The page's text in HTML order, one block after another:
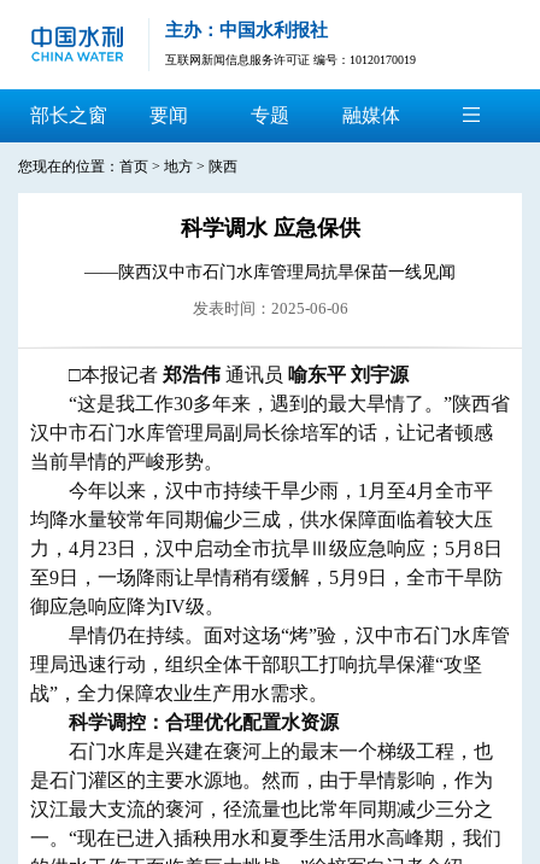
主办：中国水利报社
互联网新闻信息服务许可证 编号：10120170019
部长之窗 要闻 专题 融媒体
您现在的位置： 首页 > 地方 > 陕西
科学调水 应急保供
——陕西汉中市石门水库管理局抗旱保苗一线见闻
发表时间：2025-06-06
□本报记者 郑浩伟 通讯员 喻东平 刘宇源
“这是我工作30多年来，遇到的最大旱情了。”陕西省
汉中市石门水库管理局副局长徐培军的话，让记者顿感
当前旱情的严峻形势。
今年以来，汉中市持续干旱少雨，1月至4月全市平
均降水量较常年同期偏少三成，供水保障面临着较大压
力，4月23日，汉中启动全市抗旱Ⅲ级应急响应；5月8日
至9日，一场降雨让旱情稍有缓解，5月9日，全市干旱防
御应急响应降为IV级。
旱情仍在持续。面对这场“烤”验，汉中市石门水库管
理局迅速行动，组织全体干部职工打响抗旱保灌“攻坚
战”，全力保障农业生产用水需求。
科学调控：合理优化配置水资源
石门水库是兴建在褒河上的最末一个梯级工程，也
是石门灌区的主要水源地。然而，由于旱情影响，作为
汉江最大支流的褒河，径流量也比常年同期减少三分之
一。“现在已进入插秧用水和夏季生活用水高峰期，我们